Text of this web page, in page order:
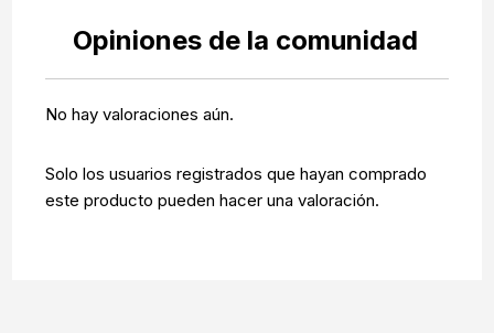
Opiniones de la comunidad
No hay valoraciones aún.
Solo los usuarios registrados que hayan comprado
este producto pueden hacer una valoración.